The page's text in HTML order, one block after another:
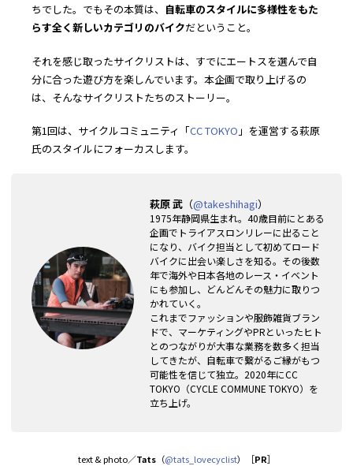
ちでした。でもその本質は、 自転車のスタイルに多様性をもた
らす全く新しいカテゴリのバイクだということ。
それを感じ取ったサイクリストは、すでにエートスを選んで自
分に合った遊び方を楽しんでいます。本企画で取り上げるの
は、そんなサイクリストたちのストーリー。
第1回は、サイクルコミュニティ「CC TOKYO 」を運営する萩原
氏のスタイルにフォーカスします。
萩原 武 （@takeshihagi）
1975年静岡県生まれ。40歳目前にとある
企画でトライアスロンリレーに出ること
になり、バイク担当として初めてロード
バイクに出会い楽しさを知る。その後数
年で海外や日本各地のレース・イベント
にも参加し、どんどんその魅力に取りつ
かれていく。
これまでファッションや服飾雑貨ブラン
ドで、マーケティングやPRといったヒト
とのつながりが大事な業務を数多く担当
してきたが、自転車で繋がるご縁がもつ
可能性を信じて独立。2020年にCC
TOKYO（CYCLE COMMUNE TOKYO）を
立ち上げ。
text & photo／Tats（@tats_lovecyclist）［PR］